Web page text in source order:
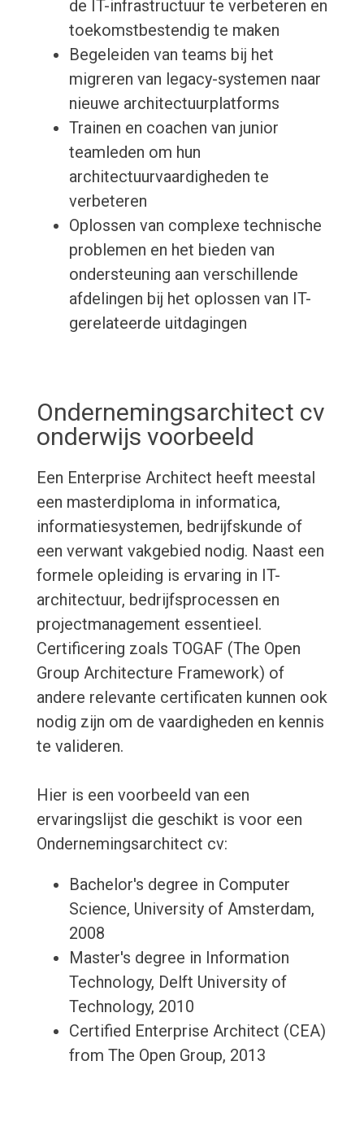
de IT-infrastructuur te verbeteren en
toekomstbestendig te maken
Begeleiden van teams bij het
migreren van legacy-systemen naar
nieuwe architectuurplatforms
Trainen en coachen van junior
teamleden om hun
architectuurvaardigheden te
verbeteren
Oplossen van complexe technische
problemen en het bieden van
ondersteuning aan verschillende
afdelingen bij het oplossen van IT-
gerelateerde uitdagingen
Ondernemingsarchitect cv
onderwijs voorbeeld
Een Enterprise Architect heeft meestal
een masterdiploma in informatica,
informatiesystemen, bedrijfskunde of
een verwant vakgebied nodig. Naast een
formele opleiding is ervaring in IT-
architectuur, bedrijfsprocessen en
projectmanagement essentieel.
Certificering zoals TOGAF (The Open
Group Architecture Framework) of
andere relevante certificaten kunnen ook
nodig zijn om de vaardigheden en kennis
te valideren.
Hier is een voorbeeld van een
ervaringslijst die geschikt is voor een
Ondernemingsarchitect cv:
Bachelor's degree in Computer
Science, University of Amsterdam,
2008
Master's degree in Information
Technology, Delft University of
Technology, 2010
Certified Enterprise Architect (CEA)
from The Open Group, 2013